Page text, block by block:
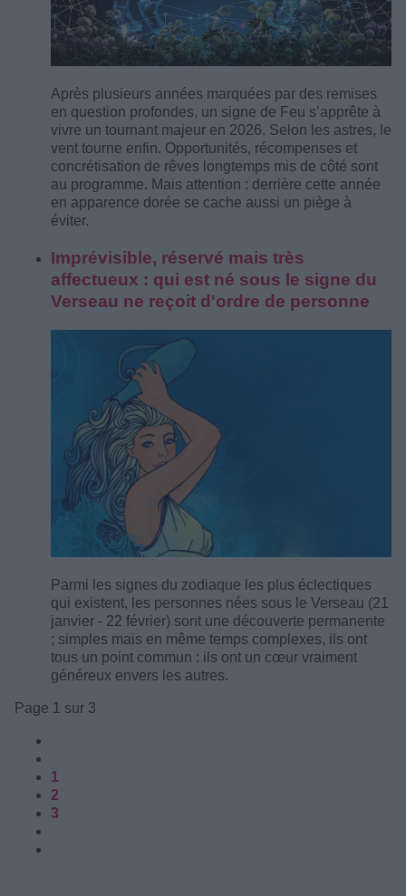
Après plusieurs années marquées par des remises
en question profondes, un signe de Feu s’apprête à
vivre un tournant majeur en 2026. Selon les astres, le
vent tourne enfin. Opportunités, récompenses et
concrétisation de rêves longtemps mis de côté sont
au programme. Mais attention : derrière cette année
en apparence dorée se cache aussi un piège à
éviter.
Imprévisible, réservé mais très
affectueux : qui est né sous le signe du
Verseau ne reçoit d'ordre de personne
Parmi les signes du zodiaque les plus éclectiques
qui existent, les personnes nées sous le Verseau (21
janvier - 22 février) sont une découverte permanente
; simples mais en même temps complexes, ils ont
tous un point commun : ils ont un cœur vraiment
généreux envers les autres.
Page 1 sur 3
1
2
3